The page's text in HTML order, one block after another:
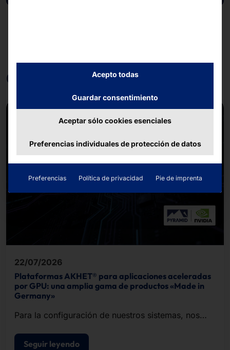
Otras contribuciones
22/07/2026
Plataformas AKHET® para aplicaciones aceleradas
por GPU: una amplia gama de productos «Made in
Germany»
Para la configuración de nuestros sistemas, nos
artificial de NVIDIA.
Seguir leyendo
Acepto todas
Guardar consentimiento
Aceptar sólo cookies esenciales
Preferencias individuales de protección de datos
Preferencias Política de privacidad Pie de imprenta